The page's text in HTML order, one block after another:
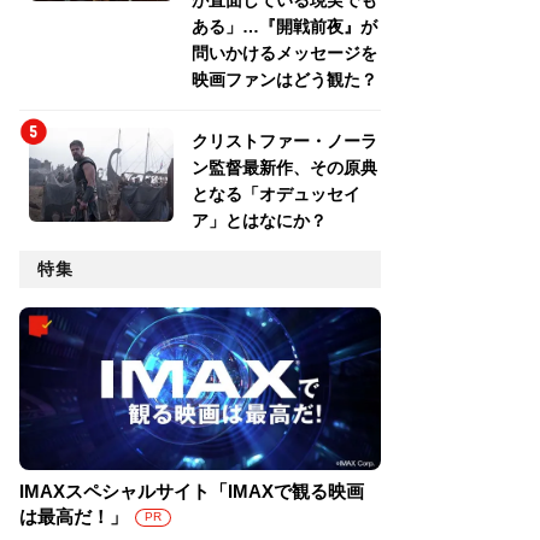
ある」…『開戦前夜』が
問いかけるメッセージを
映画ファンはどう観た？
クリストファー・ノーラ
ン監督最新作、その原典
となる「オデュッセイ
ア」とはなにか？
特集
IMAXスペシャルサイト「IMAXで観る映画
は最高だ！」
PR